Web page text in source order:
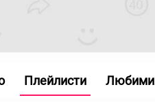
Плейлисти Любими